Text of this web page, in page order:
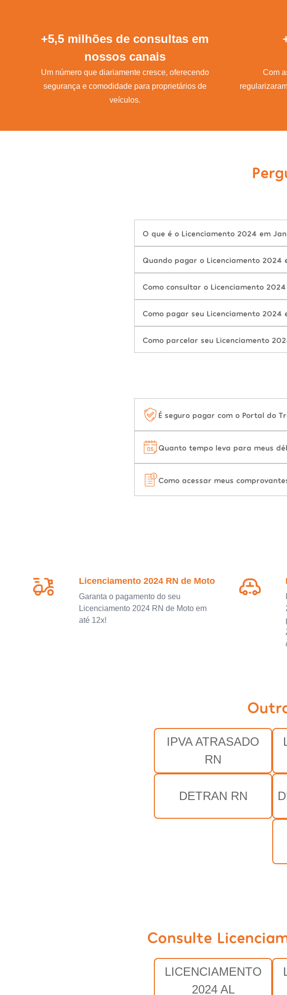
+5,5 milhões de consultas em
nossos canais
Um número que diariamente cresce, oferecendo
segurança e comodidade para proprietários de
veículos.
Com
O que é o Licenciamento 2024 em
Quando pagar o Licenciamento 2024
Como consultar o Licenciamento
Como pagar seu Licenciamento 2024
Como parcelar seu Licenciamento
É seguro pagar com o Portal do
Quanto tempo leva para meus
Como acessar meus
Licenciamento 2024 RN de Moto
Garanta o pagamento do seu
Licenciamento 2024 RN de Moto em
até 12x!
IPVA ATRASADO
RN
DETRAN RN
Consulte
LICENCIAMENTO
2024 AL